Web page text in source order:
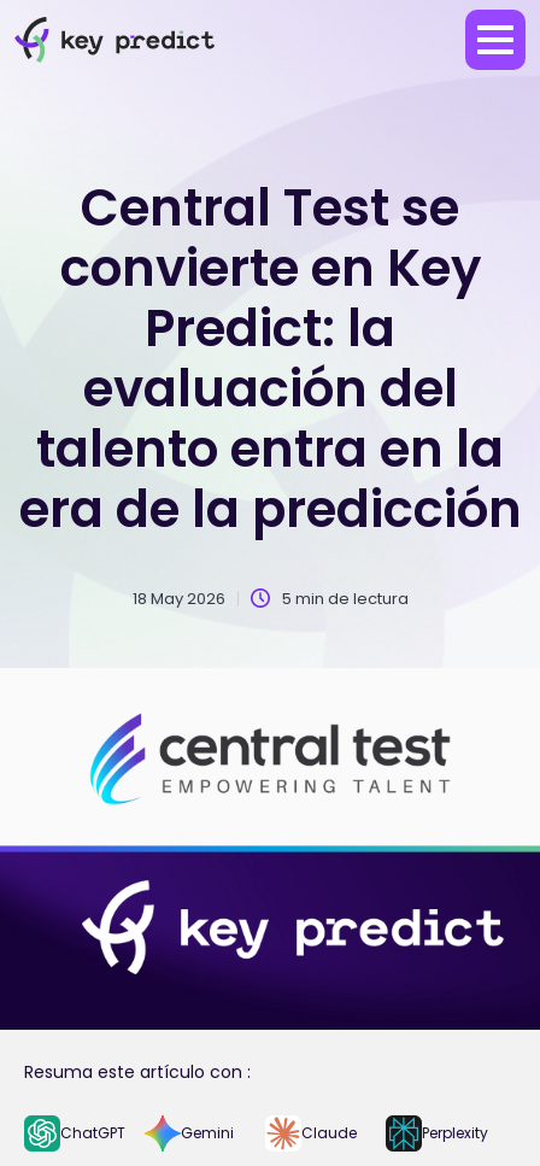
Central Test se
convierte en Key
Predict: la
evaluación del
talento entra en la
era de la predicción
18 May 2026 5 min de lectura
Resuma este artículo con :
ChatGPT Gemini Claude Perplexity